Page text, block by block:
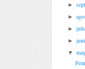
►
►
►
►
▼